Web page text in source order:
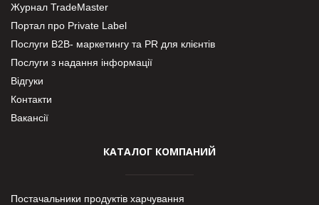
Журнал TradeMaster
Портал про Private Label
Послуги В2В- маркетингу та PR для клієнтів
Послуги з надання інформації
Відгуки
Контакти
Вакансії
КАТАЛОГ КОМПАНИЙ
Постачальники продуктів харчування